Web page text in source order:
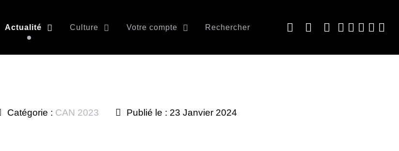
Actualité Culture Votre compte Rechercher
Catégorie : CAN 2023 Publié le : 23 Janvier 2024